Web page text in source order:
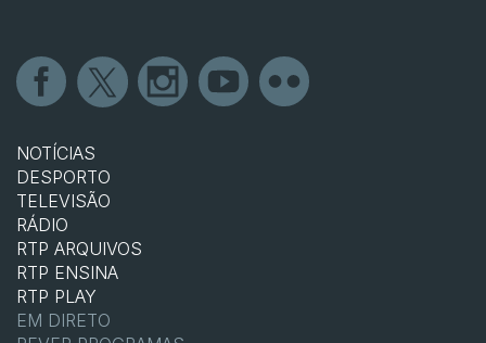
NOTÍCIAS
DESPORTO
TELEVISÃO
RÁDIO
RTP ARQUIVOS
RTP ENSINA
RTP PLAY
EM DIRETO